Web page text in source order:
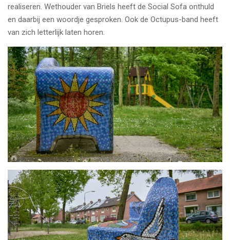
realiseren. Wethouder van Briels heeft de Social Sofa onthuld
en daarbij een woordje gesproken. Ook de Octupus-band heeft
van zich letterlijk laten horen.